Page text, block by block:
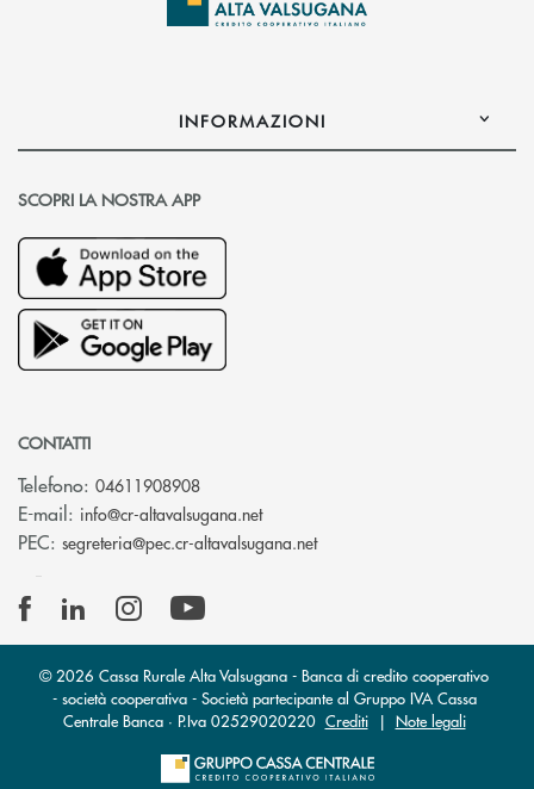
INFORMAZIONI
SCOPRI LA NOSTRA APP
CONTATTI
Telefono: 04611908908
E-mail: info@cr-altavalsugana.net(si apre l’app di posta
PEC: segreteria@pec.cr-altavalsugana.net(si apre l’app di posta
© 2026 Cassa Rurale Alta Valsugana - Banca di credito cooperativo
- società cooperativa - Società partecipante al Gruppo IVA Cassa
Centrale Banca · P.Iva 02529020220 Crediti| Note legali